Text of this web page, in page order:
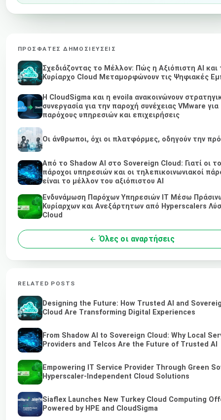
ΠΡΌΣΦΑΤΕΣ ΔΗΜΟΣΙΕΎΣΕΙΣ
Σχεδιάζοντας το Μέλλον: Πώς η Αξιόπιστη AI και
Κυρίαρχο Cloud Μεταμορφώνουν τις Ψηφιακές
Η CloudSigma και η evoila ανακοινώνουν
συνεργασία για την παροχή συνέχειας VMware για
παρόχους υπηρεσιών και επιχειρήσεις
Οι άνθρωποι, όχι οι πλατφόρμες, οδηγούν την
Από το Shadow AI στο Sovereign Cloud: Γιατί οι
πάροχοι υπηρεσιών και οι τηλεπικοινωνιακοί
είναι το μέλλον του αξιόπιστου AI
Ενδυνάμωση Παρόχων Υπηρεσιών IT Μέσω
Κυρίαρχων και Ανεξάρτητων από Hyperscalers
Cloud
Όλες οι αναρτήσεις
RELATED POSTS
Designing the Future: How Trusted AI and
Cloud Are Transforming Digital Experiences
From Shadow AI to Sovereign Cloud: Why Local
Providers and Telcos Are the Future of Trusted AI
Empowering IT Service Provider Through Green
Hyperscaler-Independent Cloud Solutions
Siaflex Launches New Turkey Cloud Computing
Powered by HPE and CloudSigma